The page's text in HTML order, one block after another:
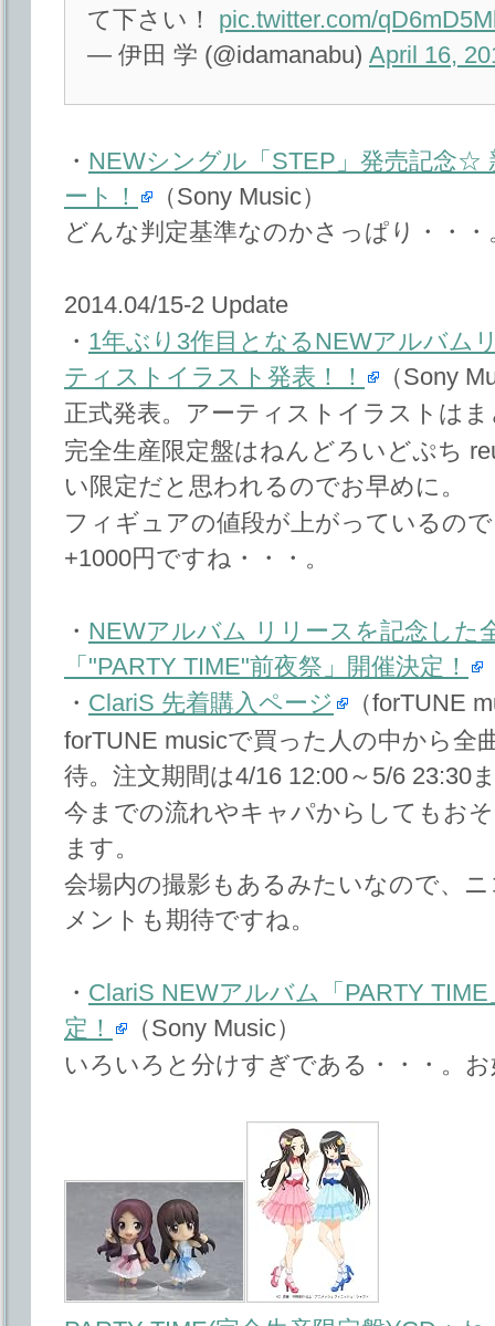
て下さい！ pic.twitter.com/
— 伊田 学 (@idamanabu) April 16,
・ NEWシングル「STEP」発売記念☆
ート！
（Sony Music）
どんな判定基準なのかさっぱり・・・
2014.04/15-2 Update
・ 1年ぶり3作目となるNEWアルバム
ティストイラスト発表！！
（Sony
正式発表。アーティストイラストは
完全生産限定盤はねんどろいどぷち
い限定だと思われるのでお早めに。
フィギュアの値段が上がっているの
+1000円ですね・・・。
・ NEWアルバム リリースを記念した
「"PARTY TIME"前夜祭」開催決定！
・ ClariS 先着購入ページ
（forTUNE
forTUNE musicで買った人の中から全
待。注文期間は4/16 12:00～5/6 23:30
今までの流れやキャパからしてもお
ます。
会場内の撮影もあるみたいなので、
メントも期待ですね。
・ ClariS NEWアルバム「PARTY
定！
（Sony Music）
いろいろと分けすぎである・・・。